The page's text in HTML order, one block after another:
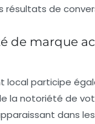
résultats de
de marque
local participe
la notoriété de
dans